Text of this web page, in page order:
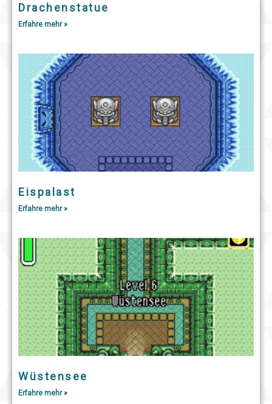
Drachenstatue
Erfahre mehr »
Eispalast
Erfahre mehr »
Wüstensee
Erfahre mehr »